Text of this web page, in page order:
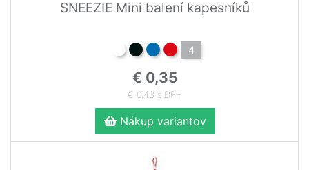
SNEEZIE Mini balení kapesníků
4
€ 0,35
€ 0,43 s DPH
Nákup variantov